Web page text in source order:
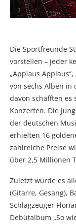
Die Sportfreunde
vorstellen – jeder
„Applaus
von sechs Alben in
davon schafften es
Konzerten. Die
der deutschen
erhielten 16
zahlreiche Preise
über 2,5 Millionen
Zuletzt wurde es
(Gitarre, Gesang),
Schlagzeuger
Debütalbum „So